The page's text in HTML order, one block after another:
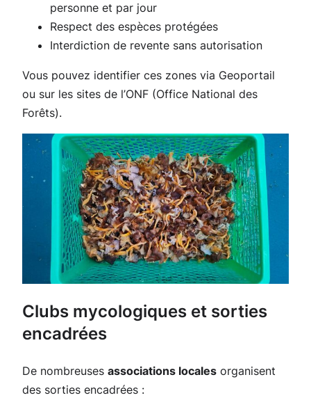
personne et par jour
Respect des espèces protégées
Interdiction de revente sans autorisation
Vous pouvez identifier ces zones via Geoportail
ou sur les sites de l’ONF (Office National des
Forêts).
Clubs mycologiques et sorties
encadrées
De nombreuses associations locales organisent
des sorties encadrées :